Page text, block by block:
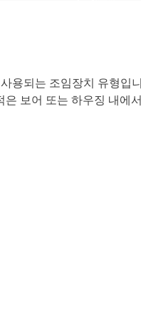
용되는 조임장치 유형입
보어 또는 하우징 내에